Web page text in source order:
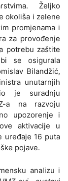
Željko
okoliša i zelene
promjenama i
za provođenje
potrebu zaštite
se osigurala
Bilandžić,
unutarnjih
je suradnju
a na razvoju
upozorenje i
aktivacije u
uređaje 16 puta
pojave.
analizu i